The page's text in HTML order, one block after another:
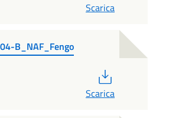
Scarica
B_NAF_Fengo
Scarica